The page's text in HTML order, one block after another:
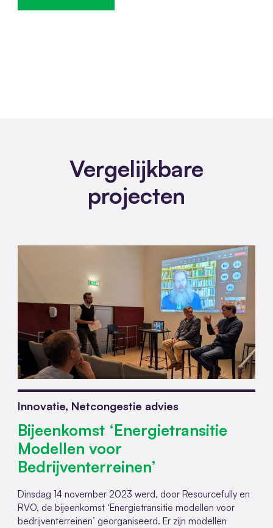
Vergelijkbare
projecten
Innovatie, Netcongestie advies
Bijeenkomst ‘Energietransitie
Modellen voor
Bedrijventerreinen’
Dinsdag 14 november 2023 werd, door Resourcefully en
RVO, de bijeenkomst ‘Energietransitie modellen voor
bedrijventerreinen’ georganiseerd. Er zijn modellen